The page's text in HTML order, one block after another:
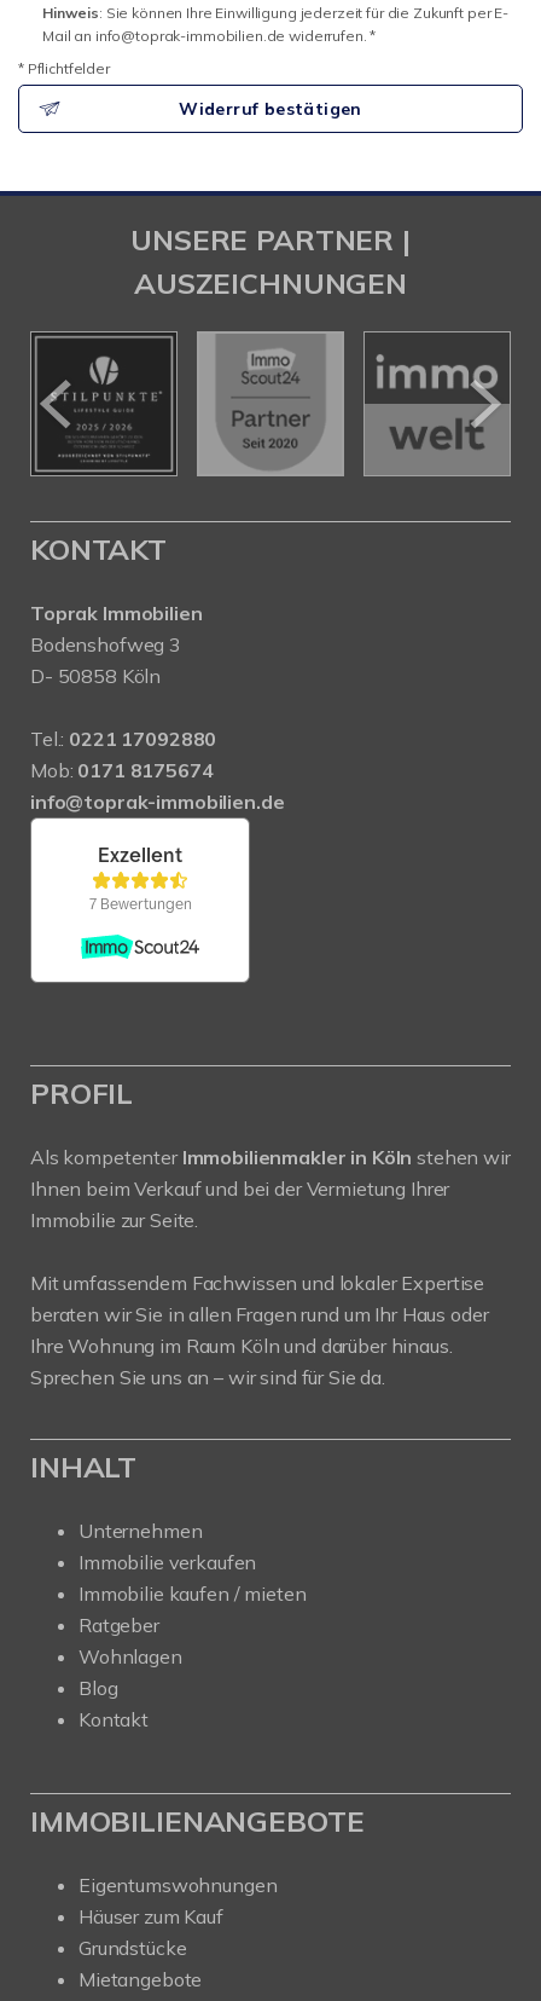
Hinweis: Sie können Ihre Einwilligung jederzeit für die Zukunft per E-
Mail an info@toprak-immobilien.de widerrufen. *
* Pflichtfelder
Widerruf bestätigen
UNSERE PARTNER |
AUSZEICHNUNGEN
KONTAKT
Toprak Immobilien
Bodenshofweg 3
D- 50858 Köln
Tel.: 0221 17092880
Mob: 0171 8175674
info@toprak-immobilien.de
PROFIL
Als kompetenter Immobilienmakler in Köln stehen wir
Ihnen beim Verkauf und bei der Vermietung Ihrer
Immobilie zur Seite.
Mit umfassendem Fachwissen und lokaler Expertise
beraten wir Sie in allen Fragen rund um Ihr Haus oder
Ihre Wohnung im Raum Köln und darüber hinaus.
Sprechen Sie uns an – wir sind für Sie da.
INHALT
Unternehmen
Immobilie verkaufen
Immobilie kaufen / mieten
Ratgeber
Wohnlagen
Blog
Kontakt
IMMOBILIENANGEBOTE
Eigentumswohnungen
Häuser zum Kauf
Grundstücke
Mietangebote